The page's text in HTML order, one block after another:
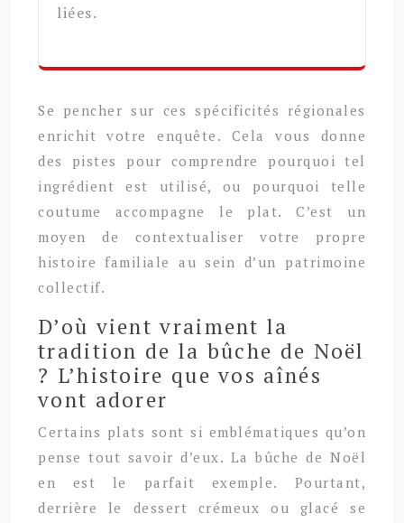
liées.
Se pencher sur ces spécificités régionales
enrichit votre enquête. Cela vous donne
des pistes pour comprendre pourquoi tel
ingrédient est utilisé, ou pourquoi telle
coutume accompagne le plat. C’est un
moyen de contextualiser votre propre
histoire familiale au sein d’un patrimoine
collectif.
D’où vient vraiment la
tradition de la bûche de Noël
? L’histoire que vos aînés
vont adorer
Certains plats sont si emblématiques qu’on
pense tout savoir d’eux. La bûche de Noël
en est le parfait exemple. Pourtant,
derrière le dessert crémeux ou glacé se